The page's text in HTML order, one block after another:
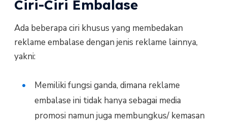
Ciri-Ciri Embalase
Ada beberapa ciri khusus yang membedakan
reklame embalase dengan jenis reklame lainnya,
yakni:
Memiliki fungsi ganda, dimana reklame
embalase ini tidak hanya sebagai media
promosi namun juga membungkus/ kemasan